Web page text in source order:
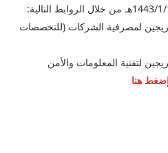
لمصرفية الشركات (للتخصصات
لتقنية المعلومات والأمن
هنا